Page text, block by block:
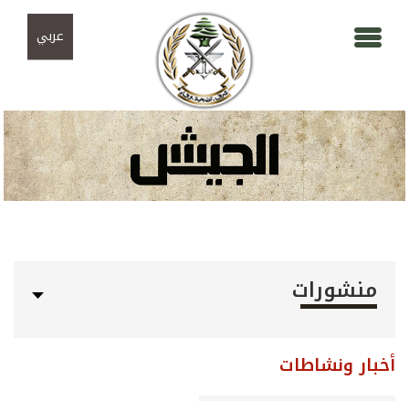
عربي
منشورات
أخبار ونشاطات